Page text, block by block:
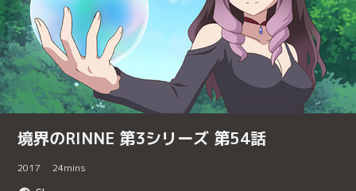
境界のRINNE 第3シリーズ 第54話
2017 24mins